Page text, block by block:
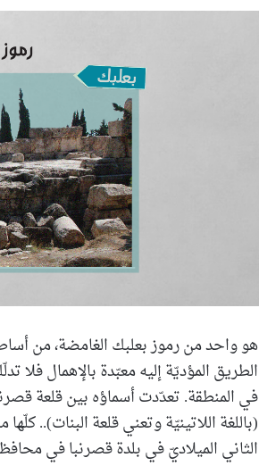
هو واحد من رموز بعلبك الغامضة، من
الطريق المؤديّة إليه معبّدة بالإهمال فلا
في المنطقة. تعدّدت أسماؤه بين قلعة
(باللغة اللاتينيّة وتعني قلعة البنات)..
الثاني الميلاديّ في بلدة قصرنبا في